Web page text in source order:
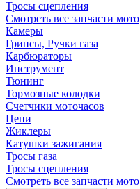
Тросы сцепления
Смотреть все запчасти мото
Камеры
Грипсы, Ручки газа
Карбюраторы
Инструмент
Тюнинг
Тормозные колодки
Счетчики моточасов
Цепи
Жиклеры
Катушки зажигания
Тросы газа
Тросы сцепления
Смотреть все запчасти мото